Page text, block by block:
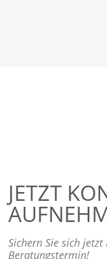
JETZT
Sichern Sie sich
Beratungstermin!